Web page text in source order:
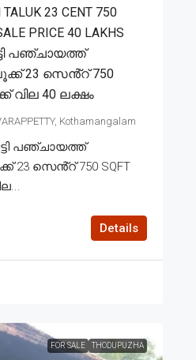
23 CENT 750
PRICE 40 LAKHS
പഞ്ചായത്ത്
23 സെൻ്റ് 750
വില 40 ലക്ഷം
Kothamangalam
പഞ്ചായത്ത്
23 സെൻ്റ് 750 SQFT
Details
FOR SALE THODUPUZHA